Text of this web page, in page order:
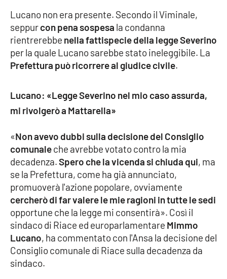
Sport
RUBRICHE
Good Morning Vietnam
Parchi Marini Calabria
Imprese Di Calabria
Le perfidie di Antonella Grippo
Venti di comunicazione
STREAMING
LaC TV
Lucano non era presente. Secondo il Viminale,
seppurcon pena sospesa la condanna
rientrerebbe nella fattispecie della legge Severino
per la quale Lucano sarebbe stato ineleggibile. La
Prefettura può ricorrere al giudice civile.
Lucano: «Legge Severino nel mio caso assurda,
mi rivolgerò a Mattarella»
«Non avevo dubbi sulla decisione del Consiglio
comunaleche avrebbe votato contro la mia
decadenza.Spero che la vicenda si chiuda qui, ma
se la Prefettura, come ha già annunciato,
promuoverà l'azione popolare, ovviamente
cercherò di far valere le mie ragioni in tutte le sedi
opportune che la legge mi consentirà». Così il
sindaco di Riace ed europarlamentare Mimmo
Lucano, ha commentato con l'Ansa la decisione del
Consiglio comunale di Riace sulla decadenza da
sindaco.